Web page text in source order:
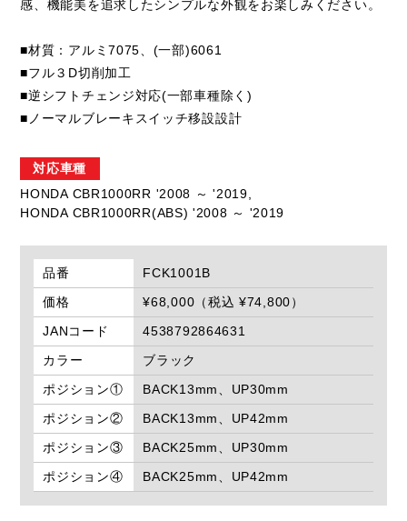
感、機能美を追求したシンプルな外観をお楽しみください。
■材質：アルミ7075、(一部)6061
■フル３D切削加工
■逆シフトチェンジ対応(一部車種除く)
■ノーマルブレーキスイッチ移設設計
対応車種
HONDA CBR1000RR '2008 ～ '2019,
HONDA CBR1000RR(ABS) '2008 ～ '2019
品番
FCK1001B
価格
¥68,000（税込 ¥74,800）
JANコード
4538792864631
カラー
ブラック
ポジション①
BACK13mm、UP30mm
ポジション②
BACK13mm、UP42mm
ポジション③
BACK25mm、UP30mm
ポジション④
BACK25mm、UP42mm